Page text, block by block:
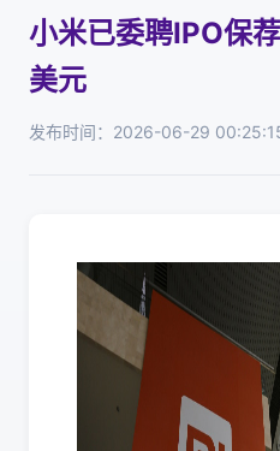
小米已委聘IPO保
美元
发布时间：2026-06-29